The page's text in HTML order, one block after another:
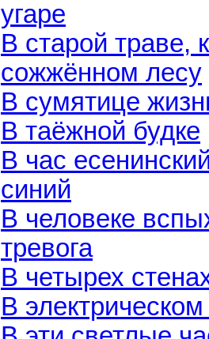
угаре
В старой траве,
сожжённом лесу
В сумятице
В таёжной будке
В час
синий
В человеке
тревога
В четырех
В